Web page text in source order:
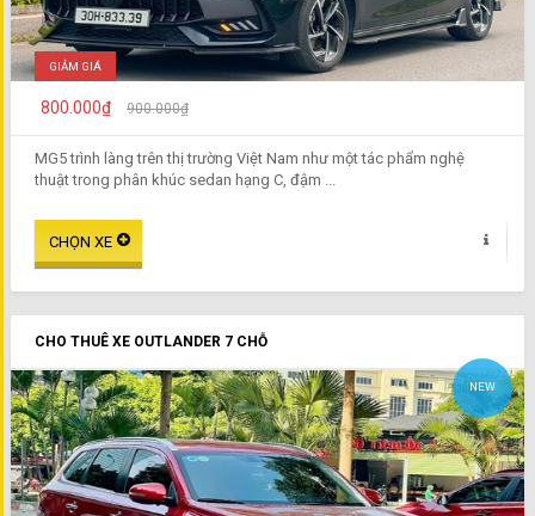
GIẢM GIÁ
800.000₫ 900.000₫
MG5 trình làng trên thị trường Việt Nam như một tác phẩm nghệ
thuật trong phân khúc sedan hạng C, đậm ...
CHO THUÊ XE OUTLANDER 7 CHỖ
NEW